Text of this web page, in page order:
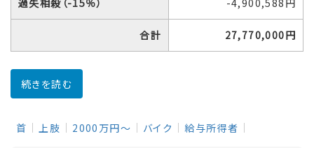
合計 27,770,000円
続きを読む
首 上肢 2000万円～ バイク 給与所得者